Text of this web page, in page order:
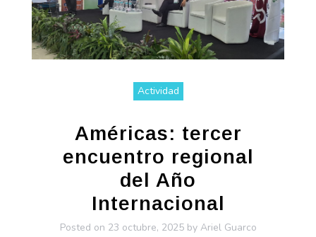
Actividad
Américas: tercer
encuentro regional
del Año
Internacional
Posted on 23 octubre, 2025by Ariel Guarco